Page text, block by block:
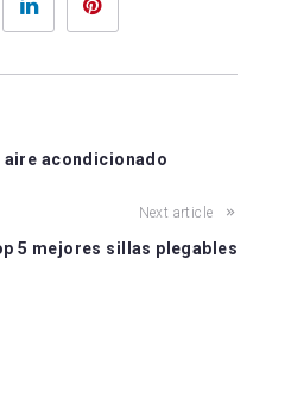
acondicionado
Next article
5 mejores sillas plegables